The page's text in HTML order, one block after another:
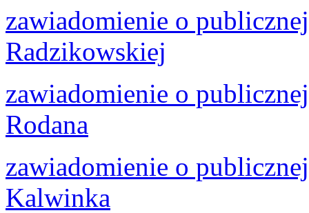
zawiadomienie o
Radzikowskiej
zawiadomienie o
Rodana
zawiadomienie o
Kalwinka